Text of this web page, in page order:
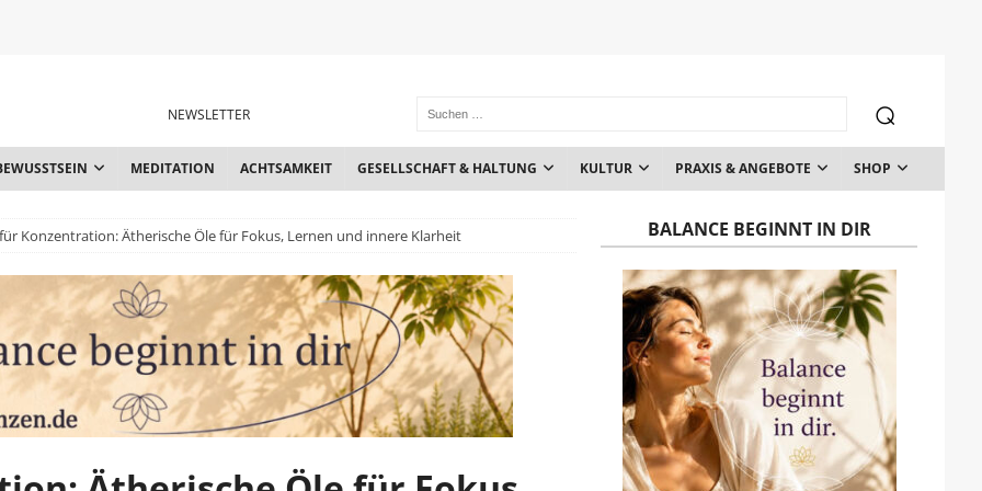
NEWSLETTER
MEDITATION ACHTSAMKEIT GESELLSCHAFT & HALTUNG KULTUR PRAXIS & ANGEBOTE SHOP
Konzentration: Ätherische Öle für Fokus, Lernen und innere Klarheit BALANCE BEGINNT IN DIR